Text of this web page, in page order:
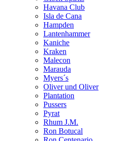
Havana Club
Isla de Cana
Hampden
Lantenhammer
Kaniche
Kraken
Malecon
Marauda
Myers´s
Oliver und Oliver
Plantation
Pussers
Pyrat
Rhum J.M.
Ron Botucal